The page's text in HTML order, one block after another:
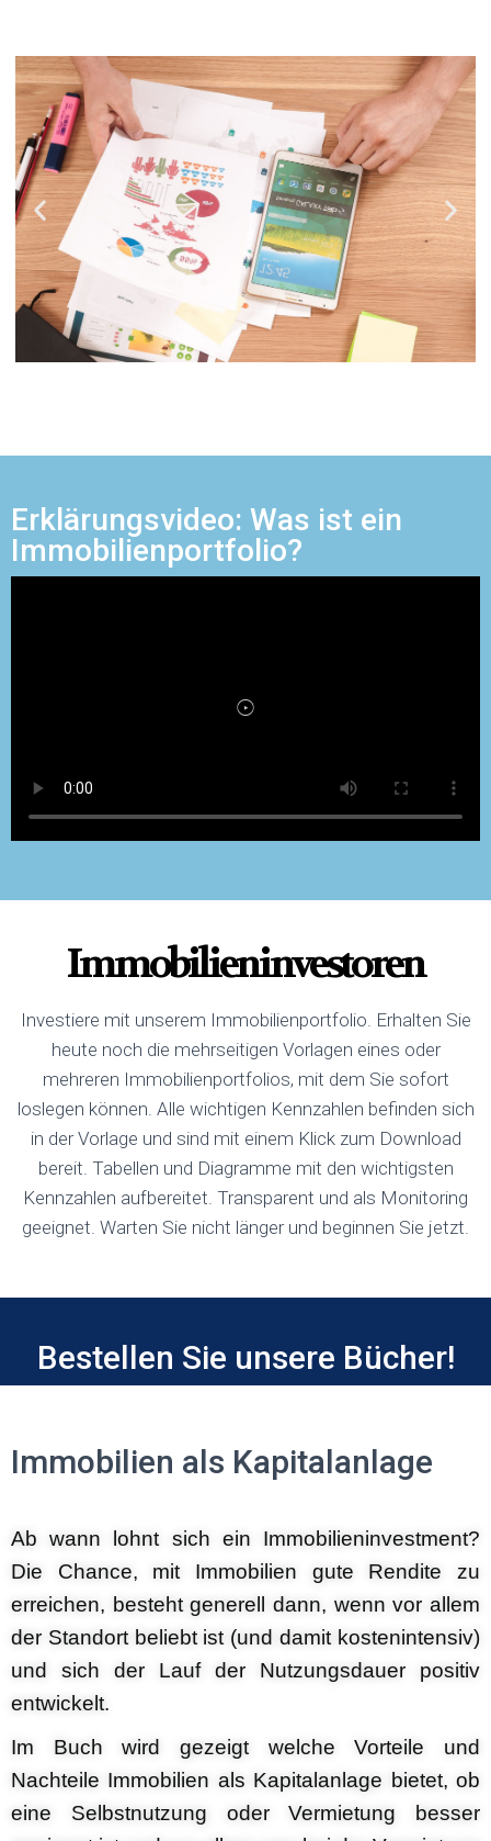
Erklärungsvideo: Was ist ein
Immobilienportfolio?
Immobilieninvestoren
Investiere mit unserem Immobilienportfolio. Erhalten Sie
heute noch die mehrseitigen Vorlagen eines oder
mehreren Immobilienportfolios, mit dem Sie sofort
loslegen können. Alle wichtigen Kennzahlen befinden sich
in der Vorlage und sind mit einem Klick zum Download
bereit. Tabellen und Diagramme mit den wichtigsten
Kennzahlen aufbereitet. Transparent und als Monitoring
geeignet. Warten Sie nicht länger und beginnen Sie jetzt.
Bestellen Sie unsere Bücher!
Immobilien als Kapitalanlage
Ab wann lohnt sich ein Immobilieninvestment?
Die Chance, mit Immobilien gute Rendite zu
erreichen, besteht generell dann, wenn vor allem
der Standort beliebt ist (und damit kostenintensiv)
und sich der Lauf der Nutzungsdauer positiv
entwickelt.
Im Buch wird gezeigt welche Vorteile und
Nachteile Immobilien als Kapitalanlage bietet, ob
eine Selbstnutzung oder Vermietung besser